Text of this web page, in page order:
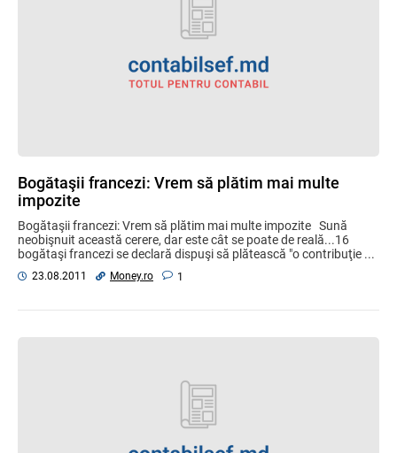
Bogătaşii francezi: Vrem să plătim mai multe
impozite
Bogătaşii francezi: Vrem să plătim mai multe impozite Sună
neobişnuit această cerere, dar este cât se poate de reală...16
bogătaşi francezi se declară dispuşi să plătească "o contribuţie ...
23.08.2011 Money.ro 1